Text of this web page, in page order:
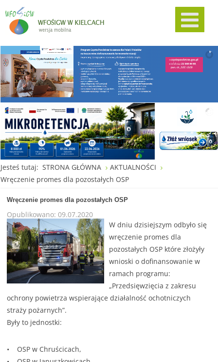
Jesteś tutaj: STRONA GŁÓWNA
AKTUALNOŚCI
Wręczenie promes dla pozostałych OSP
Wręczenie promes dla pozostałych OSP
Opublikowano: 09.07.2020
W dniu dzisiejszym odbyło się
wręczenie promes dla
pozostałych OSP które złożyły
wnioski o dofinansowanie w
ramach programu:
„Przedsięwzięcia z zakresu
ochrony powietrza wspierające działalność ochotniczych
straży pożarnych”.
Były to jednostki:
• OSP w Chruścicach,